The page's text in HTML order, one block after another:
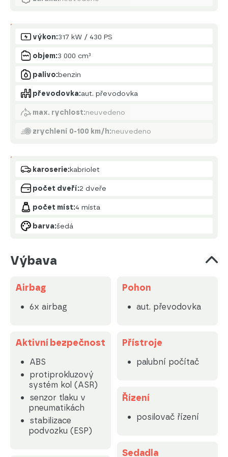
Motor
výkon:317 kW / 430 PS
objem:3 000 cm³
palivo:benzin
převodovka:aut. převodovka
max. rychlost:neuvedeno
zrychlení 0-100 km/h:neuvedeno
Karoserie
karoserie:kabriolet
počet dveří:2 dveře
počet míst:4 místa
barva:šedá
Výbava
Airbag
6x airbag
Aktivní bezpečnost
ABS
protiprokluzový
systém kol (ASR)
senzor tlaku v
pneumatikách
stabilizace
podvozku (ESP)
Pohon
aut. převodovka
Přístroje
palubní počítač
Řízení
posilovač řízení
Sedadla